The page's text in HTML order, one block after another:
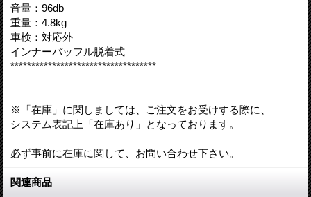
音量：96db
重量：4.8kg
車検：対応外
インナーバッフル脱着式
***********************************
※「在庫」に関しましては、ご注文をお受けする際に、
システム表記上「在庫あり」となっております。
必ず事前に在庫に関して、お問い合わせ下さい。
関連商品